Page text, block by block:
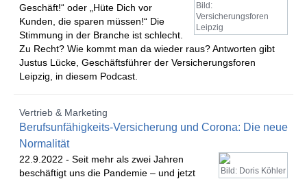
Bild:
Versicherungsforen
Leipzig
Geschäft!“ oder „Hüte Dich vor
Kunden, die sparen müssen!“ Die
Stimmung in der Branche ist schlecht.
Zu Recht? Wie kommt man da wieder raus? Antworten gibt
Justus Lücke, Geschäftsführer der Versicherungsforen
Leipzig, in diesem Podcast.
Vertrieb & Marketing
Berufsunfähigkeits-Versicherung und Corona: Die neue
Normalität
Bild: Doris Köhler
22.9.2022 - Seit mehr als zwei Jahren
beschäftigt uns die Pandemie – und jetzt